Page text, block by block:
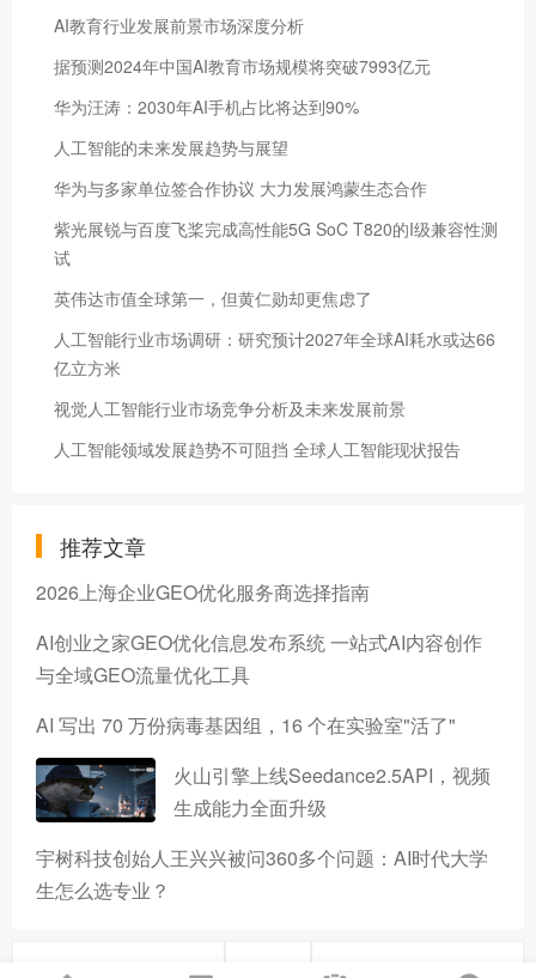
AI教育行业发展前景市场深度分析
据预测2024年中国AI教育市场规模将突破7993亿元
华为汪涛：2030年AI手机占比将达到90%
人工智能的未来发展趋势与展望
华为与多家单位签合作协议 大力发展鸿蒙生态合作
紫光展锐与百度飞桨完成高性能5G SoC T820的I级兼容性测
试
英伟达市值全球第一，但黄仁勋却更焦虑了
人工智能行业市场调研：研究预计2027年全球AI耗水或达66
亿立方米
视觉人工智能行业市场竞争分析及未来发展前景
人工智能领域发展趋势不可阻挡 全球人工智能现状报告
推荐文章
2026上海企业GEO优化服务商选择指南
AI创业之家GEO优化信息发布系统 一站式AI内容创作
与全域GEO流量优化工具
AI 写出 70 万份病毒基因组，16 个在实验室"活了"
火山引擎上线Seedance2.5API，视频
生成能力全面升级
宇树科技创始人王兴兴被问360多个问题：AI时代大学
生怎么选专业？